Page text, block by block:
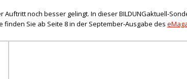
Auftritt noch besser gelingt. In dieser BILDUNGaktuell-
Sie ab Seite 8 in der September-Ausgabe des